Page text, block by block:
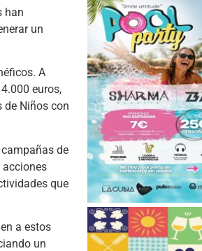
han
un
A
euros,
de Niños con
de
que
a estos
un